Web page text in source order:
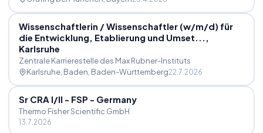
Wissenschaftlerin /Wissenschaftler (w/m/d) für
die Entwicklung, Etablierung und Umset...,
Karlsruhe
Zentrale Karrierestelle des Max Rubner-Instituts
Karlsruhe, Baden , Baden-Württemberg22.7.2026
Sr CRA I/II - FSP - Germany
Thermo Fisher Scientific GmbH
13.7.2026